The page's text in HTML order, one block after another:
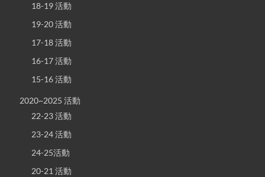
18-19 活動
19-20 活動
17-18 活動
16-17 活動
15-16 活動
2020~2025 活動
22-23 活動
23-24 活動
24-25活動
20-21 活動